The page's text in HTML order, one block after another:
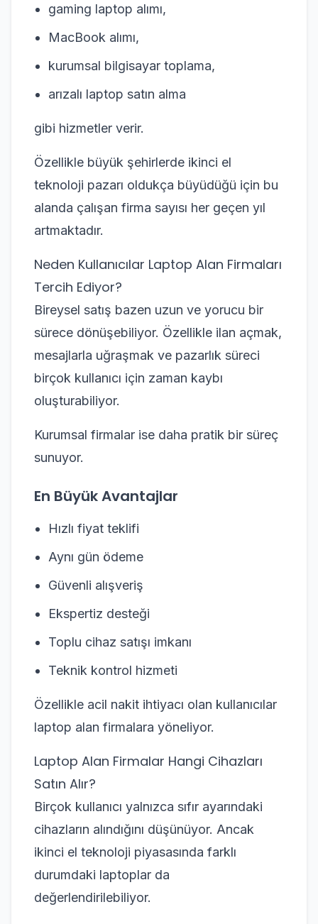
gaming laptop alımı,
MacBook alımı,
kurumsal bilgisayar toplama,
arızalı laptop satın alma
gibi hizmetler verir.
Özellikle büyük şehirlerde ikinci el
teknoloji pazarı oldukça büyüdüğü için bu
alanda çalışan firma sayısı her geçen yıl
artmaktadır.
Neden Kullanıcılar Laptop Alan Firmaları
Tercih Ediyor?
Bireysel satış bazen uzun ve yorucu bir
sürece dönüşebiliyor. Özellikle ilan açmak,
mesajlarla uğraşmak ve pazarlık süreci
birçok kullanıcı için zaman kaybı
oluşturabiliyor.
Kurumsal firmalar ise daha pratik bir süreç
sunuyor.
En Büyük Avantajlar
Hızlı fiyat teklifi
Aynı gün ödeme
Güvenli alışveriş
Ekspertiz desteği
Toplu cihaz satışı imkanı
Teknik kontrol hizmeti
Özellikle acil nakit ihtiyacı olan kullanıcılar
laptop alan firmalara yöneliyor.
Laptop Alan Firmalar Hangi Cihazları
Satın Alır?
Birçok kullanıcı yalnızca sıfır ayarındaki
cihazların alındığını düşünüyor. Ancak
ikinci el teknoloji piyasasında farklı
durumdaki laptoplar da
değerlendirilebiliyor.